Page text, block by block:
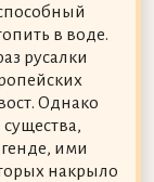
в воде.
русалки
Однако
ими
накрыло